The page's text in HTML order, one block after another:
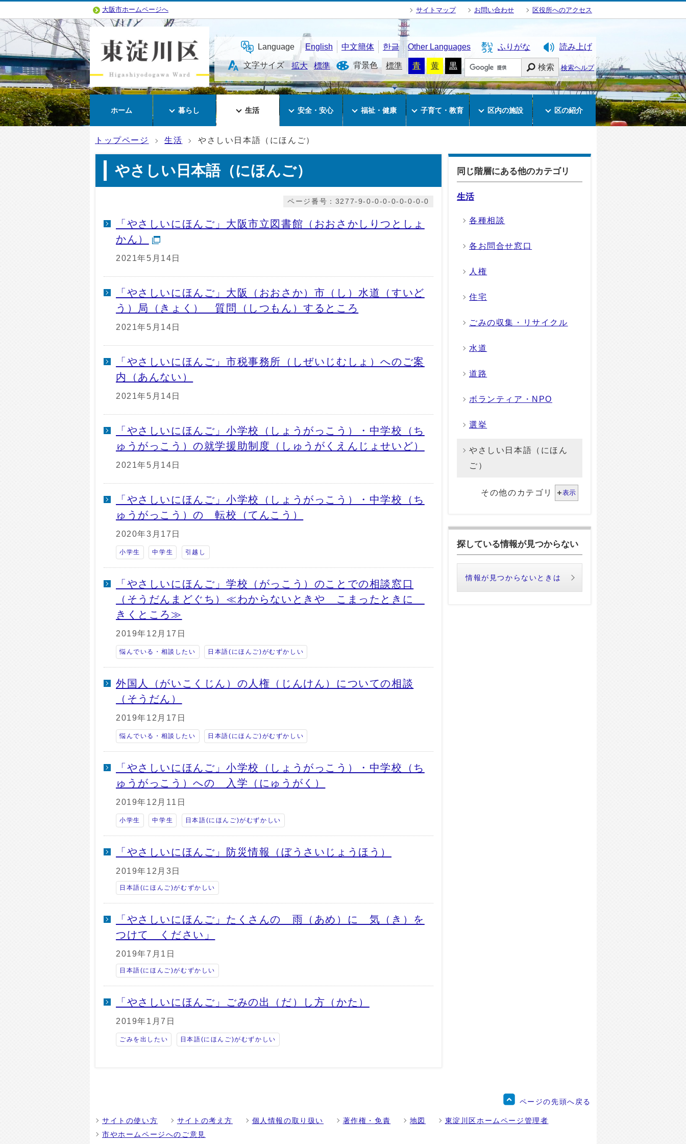
大阪市ホームページへ サイトマップ お問い合わせ 区役所へのアクセス
Language English 中文簡体 한글 Other Languages ふりがな 読み上げ
文字サイズ 拡大 標準 背景色 標準 青 黄 黒 検索 検索ヘルプ
ホーム 暮らし 生活 安全・安心 福祉・健康 子育て・教育 区内の施設 区の紹介
トップページ 生活 やさしい日本語（にほんご）
やさしい日本語（にほんご）
ページ番号：3277-9-0-0-0-0-0-0-0-0
「やさしいにほんご」大阪市立図書館（おおさかしりつとしょ
かん）
2021年5月14日
「やさしいにほんご」大阪（おおさか）市（し）水道（すいど
う）局（きょく） 質問（しつもん）するところ
2021年5月14日
「やさしいにほんご」市税事務所（しぜいじむしょ）へのご案
内（あんない）
2021年5月14日
「やさしいにほんご」小学校（しょうがっこう）・中学校（ち
ゅうがっこう）の就学援助制度（しゅうがくえんじょせいど）
2021年5月14日
「やさしいにほんご」小学校（しょうがっこう）・中学校（ち
ゅうがっこう）の 転校（てんこう）
2020年3月17日
小学生 中学生 引越し
「やさしいにほんご」学校（がっこう）のことでの相談窓口
（そうだんまどぐち）≪わからないときや こまったときに
きくところ≫
2019年12月17日
悩んでいる・相談したい 日本語(にほんご)がむずかしい
外国人（がいこくじん）の人権（じんけん）についての相談
（そうだん）
2019年12月17日
悩んでいる・相談したい 日本語(にほんご)がむずかしい
「やさしいにほんご」小学校（しょうがっこう）・中学校（ち
ゅうがっこう）への 入学（にゅうがく）
2019年12月11日
小学生 中学生 日本語(にほんご)がむずかしい
「やさしいにほんご」防災情報（ぼうさいじょうほう）
2019年12月3日
日本語(にほんご)がむずかしい
「やさしいにほんご」たくさんの 雨（あめ）に 気（き）を
つけて ください」
2019年7月1日
日本語(にほんご)がむずかしい
「やさしいにほんご」ごみの出（だ）し方（かた）
2019年1月7日
ごみを出したい 日本語(にほんご)がむずかしい
同じ階層にある他のカテゴリ
生活
各種相談
各お問合せ窓口
人権
住宅
ごみの収集・リサイクル
水道
道路
ボランティア・NPO
選挙
やさしい日本語（にほん
ご）
その他のカテゴリ 表示
探している情報が見つからない
情報が見つからないときは
ページの先頭へ戻る
サイトの使い方 サイトの考え方 個人情報の取り扱い 著作権・免責 地図
東淀川区ホームページ管理者
市やホームページへのご意見